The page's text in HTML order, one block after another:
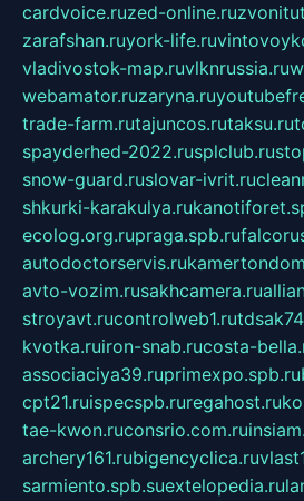
cardvoice.ruzed-online.ru
zarafshan.ruyork-life.ru
vladivostok-map.ruvlknrussia.ru
webamator.ruzaryna.ru
trade-farm.rutajuncos.rutaksu.ru
spayderhed-2022.rusplclub.ru
snow-guard.ruslovar-ivrit.ru
shkurki-karakulya.ru
ecolog.org.rupraga.spb.ru
autodoctorservis.ru
avto-vozim.rusakhcamera.ru
stroyavt.rucontrolweb1.ru
kvotka.ruiron-snab.rucosta-
associaciya39.ruprimexpo.spb.ru
cpt21.ruispecspb.ruregahost.ru
tae-kwon.ruconsrio.com.ru
archery161.rubigencyclica.ru
sarmiento.spb.suextelopedia.ru